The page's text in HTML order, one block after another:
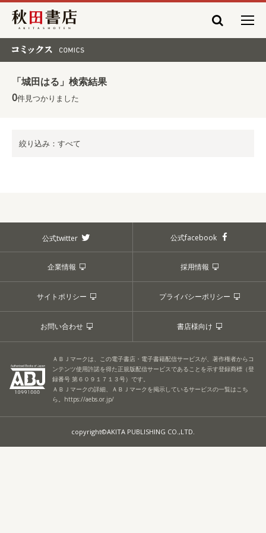
秋田書店
「城田はる」検索結果
0件見つかりました
絞り込み：すべて
公式twitter 公式facebook
企業情報 採用情報
サイトポリシー プライバシーポリシー
お問い合わせ 書店様向け
ＡＢＪマークは、この電子書店・電子書籍配信サービスが、著作権者からコ
ンテンツ使用許諾を得た正規版配信サービスであることを示す登録商標（登
録番号 第６０９１７１３号）です。
ＡＢＪマークの詳細、ＡＢＪマークを掲示しているサービスの一覧はこち
ら。 https://aebs.or.jp/
copyright©AKITA PUBLISHING CO.,LTD.